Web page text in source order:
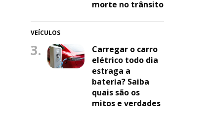
morte no trânsito
VEÍCULOS
3.
Carregar o carro
elétrico todo dia
estraga a
bateria? Saiba
quais são os
mitos e verdades